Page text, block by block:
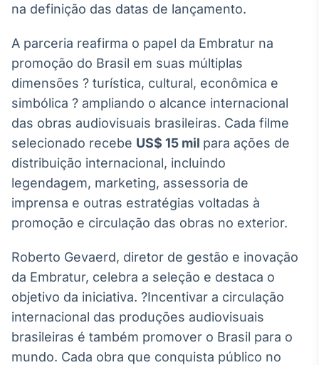
Tokenização
de ativos
Crédito
Em breve
na definição das datas de lançamento.
A parceria reafirma o papel da Embratur na
promoção do Brasil em suas múltiplas
dimensões ? turística, cultural, econômica e
simbólica ? ampliando o alcance internacional
das obras audiovisuais brasileiras. Cada filme
selecionado recebe US$ 15 mil para ações de
distribuição internacional, incluindo
legendagem, marketing, assessoria de
imprensa e outras estratégias voltadas à
promoção e circulação das obras no exterior.
Roberto Gevaerd, diretor de gestão e inovação
da Embratur, celebra a seleção e destaca o
objetivo da iniciativa. ?Incentivar a circulação
internacional das produções audiovisuais
brasileiras é também promover o Brasil para o
mundo. Cada obra que conquista público no